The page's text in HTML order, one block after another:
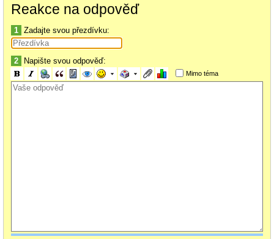
Reakce na odpověď
1 Zadajte svou přezdívku:
2 Napište svou odpověď:
Mimo téma